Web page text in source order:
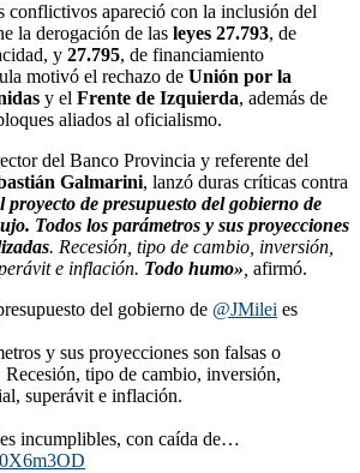
conflictivos apareció con la inclusión del
la derogación de las leyes 27.793, de
y 27.795, de financiamiento
motivó el rechazo de Unión por la
y el Frente de Izquierda, además de
aliados al oficialismo.
del Banco Provincia y referente del
Galmarini, lanzó duras críticas contra
proyecto de presupuesto del gobierno de
Todos los parámetros y sus proyecciones
. Recesión, tipo de cambio, inversión,
e inflación. Todo humo» afirmó.
del gobierno de @JMilei es
y sus proyecciones son falsas o
Recesión, tipo de cambio, inversión,
superávit e inflación.
incumplibles, con caída de…